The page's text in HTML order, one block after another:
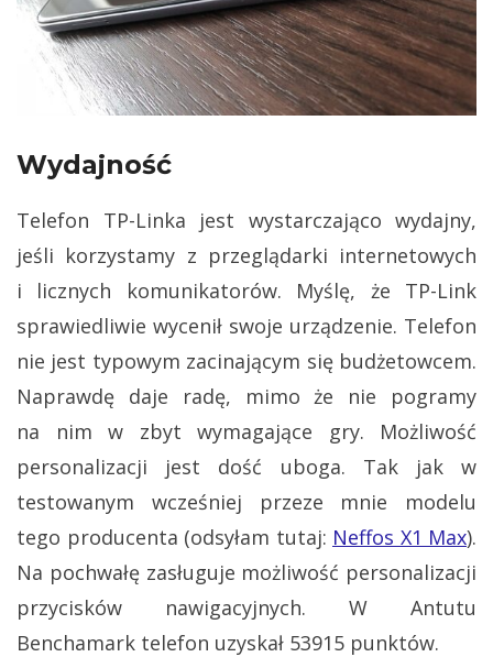
Wydajność
Telefon TP-Linka jest wystarczająco wydajny,
jeśli korzystamy z przeglądarki internetowych
i licznych komunikatorów. Myślę, że TP-Link
sprawiedliwie wycenił swoje urządzenie. Telefon
nie jest typowym zacinającym się budżetowcem.
Naprawdę daje radę, mimo że nie pogramy
na nim w zbyt wymagające gry. Możliwość
personalizacji jest dość uboga. Tak jak w
testowanym wcześniej przeze mnie modelu
tego producenta (odsyłam tutaj: Neffos X1 Max).
Na pochwałę zasługuje możliwość personalizacji
przycisków nawigacyjnych. W Antutu
Benchamark telefon uzyskał 53915 punktów.